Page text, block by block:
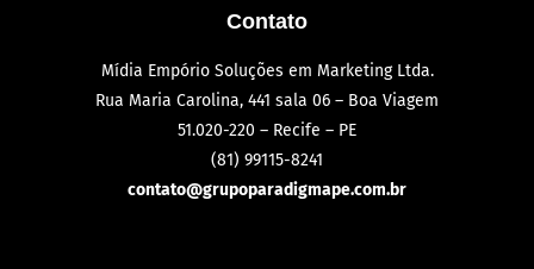
Contato
Mídia Empório Soluções em Marketing Ltda.
Rua Maria Carolina, 441 sala 06 – Boa Viagem
51.020-220 – Recife – PE
(81) 99115-8241
contato@grupoparadigmape.com.br